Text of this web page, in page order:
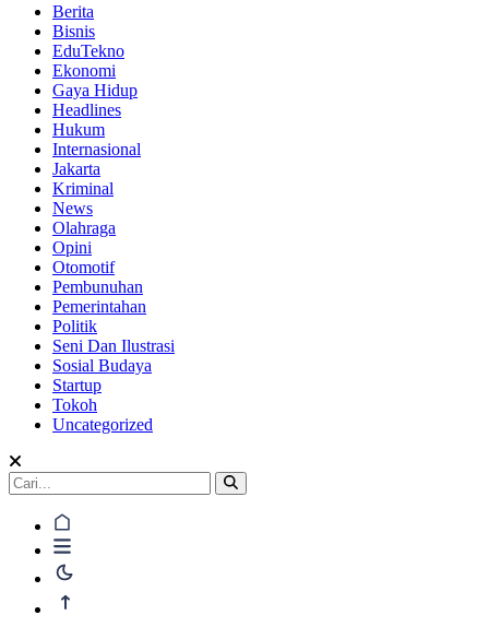
Berita
Bisnis
EduTekno
Ekonomi
Gaya Hidup
Headlines
Hukum
Internasional
Jakarta
Kriminal
News
Olahraga
Opini
Otomotif
Pembunuhan
Pemerintahan
Politik
Seni Dan Ilustrasi
Sosial Budaya
Startup
Tokoh
Uncategorized